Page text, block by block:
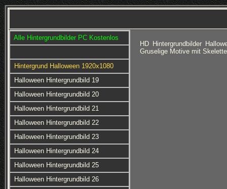
Alle Hintergrundbilder PC Kostenlos
Hintergrund Halloween 1920x1080
Halloween Hintergrundbild 19
Halloween Hintergrundbild 20
Halloween Hintergrundbild 21
Halloween Hintergrundbild 22
Halloween Hintergrundbild 23
Halloween Hintergrundbild 24
Halloween Hintergrundbild 25
Halloween Hintergrundbild 26
HD Hintergrundbilder
Gruselige Motive mit